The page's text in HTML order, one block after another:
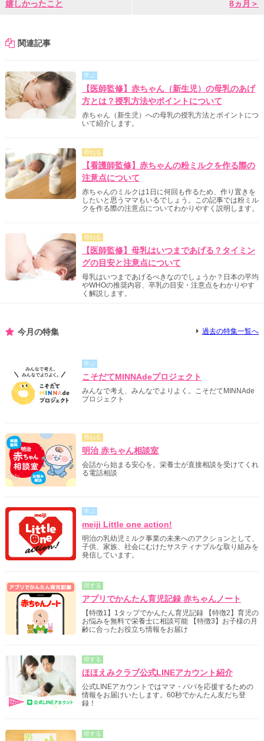
嬉しかったこと
8ヵ月＞
関連記事
学ぶ
【医師監修】赤ちゃん（新生児）の母乳のあげ
方とは？授乳方法やポイントについて
赤ちゃん（新生児）への母乳の授乳方法とポイントにつ
いて紹介します。
尋ねる
【看護師監修】赤ちゃんの粉ミルクを作る際の
注意点について
赤ちゃんのミルクは1日に何回も作るため、作り置きを
したいと思うママもいるでしょう。この記事では粉ミル
クを作る際の注意点についてわかりやすく説明します。
尋ねる
【医師監修】母乳はいつまであげる？タイミン
グの目安と注意点について
母乳はいつまであげるべきなのでしょうか？日本の平均
やWHOの推奨内容、卒乳の目安・注意点をわかりやす
く解説します。
今月の特集 過去の特集一覧へ
学ぶ
こそだてMINNAdeプロジェクト
みんなで考え、みんなでよりよく。こそだてMINNAde
プロジェクト
尋ねる
明治 赤ちゃん相談室
会話から始まる安心を。栄養士が直接相談を受けてくれ
る電話相談
学ぶ
meiji Little one action!
明治の乳幼児ミルク事業の未来へのアクションとして、
子供、家族、社会にむけたサスティナブルな取り組みを
発信しています。
得する
アプリでかんたん育児記録 赤ちゃんノート
【特徴1】1タップでかんたん育児記録 【特徴2】育児の
お悩みを無料で栄養士に相談可能 【特徴3】お子様の月
齢に合ったお役立ち情報をお届け
得する
ほほえみクラブ公式LINEアカウント紹介
公式LINEアカウントではママ・パパを応援するための
情報をお届けいたします。60秒でかんたん友だち登
録！
得する